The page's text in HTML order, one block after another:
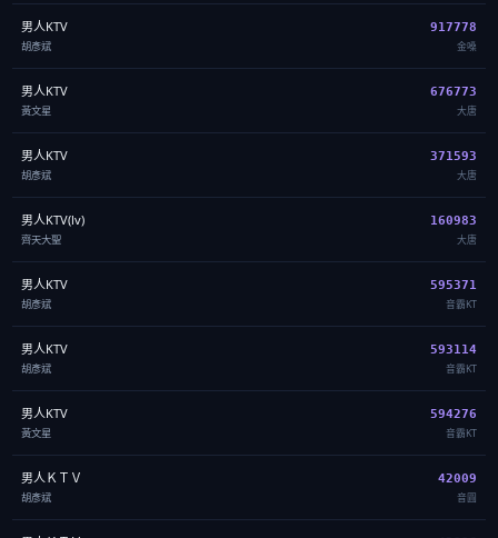
男人KTV
胡彥斌
917778
金嗓
男人KTV
黃文星
676773
大唐
男人KTV
胡彥斌
371593
大唐
男人KTV(lv)
齊天大聖
160983
大唐
男人KTV
胡彥斌
595371
音霸KT
男人KTV
胡彥斌
593114
音霸KT
男人KTV
黃文星
594276
音霸KT
男人ＫＴＶ
胡彥斌
42009
音圓